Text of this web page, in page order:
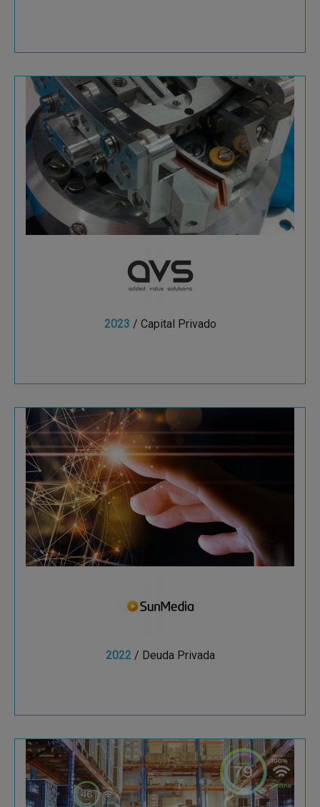
2023 / Capital Privado
AVS Added Value
Solutions
AVS es un actor de referencia en proyectos de
alto valor añadido en mercados tan exigentes
como el espacio.
Ver más
2022/ Deuda Privada
SunMedia
SunMedia está considerada como la mayor
AdTech española, especializada en la publicidad
en video, native y performance.
Auxitec